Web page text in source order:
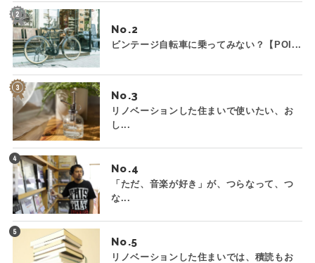
No.
ビンテージ自転車に乗ってみない？【POI...
No.
リノベーションした住まいで使いたい、お
し...
No.
「ただ、音楽が好き」が、つらなって、つ
な...
No.
リノベーションした住まいでは、積読もお